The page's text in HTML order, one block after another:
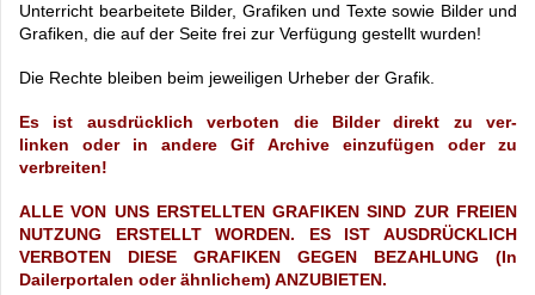
Unterricht bearbeitete Bilder, Grafiken und Texte sowie Bilder und
Grafiken, die auf der Seite frei zur Verfügung gestellt wurden!
Die Rechte bleiben beim jeweiligen Urheber der Grafik.
Es ist ausdrücklich verboten die Bilder direkt zu ver-
linken oder in andere Gif
Archive einzufügen oder zu
verbreiten!
ALLE VON UNS ERSTELLTEN GRAFIKEN SIND ZUR FREIEN
NUTZUNG ERSTELLT
WORDEN.
ES IST AUSDRÜCKLICH
VERBOTEN DIESE GRAFIKEN GEGEN BEZAHLUNG (In
Dailerportalen oder ähnlichem) ANZUBIETEN.